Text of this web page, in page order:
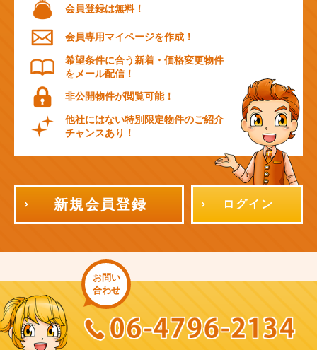
会員登録は無料！
会員専用マイページを作成！
希望条件に合う新着・価格変更物件
をメール配信！
非公開物件が閲覧可能！
他社にはない特別限定物件のご紹介
チャンスあり！
新規会員登録 ログイン
お問い
合わせ